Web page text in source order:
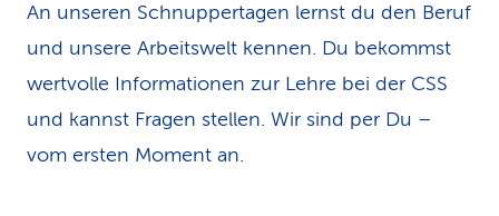
An unseren Schnuppertagen lernst du den Beruf
und unsere Arbeitswelt kennen. Du bekommst
wertvolle Informationen zur Lehre bei der CSS
und kannst Fragen stellen. Wir sind per Du –
vom ersten Moment an.